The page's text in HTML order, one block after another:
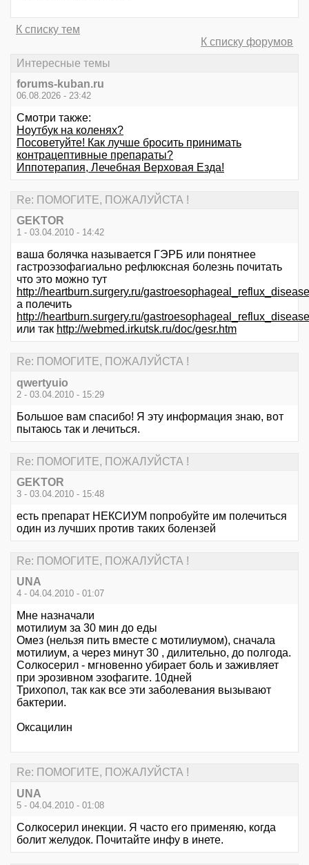
К списку тем
К списку форумов
Интересные темы
forums-kuban.ru
06.08.2026 - 23:42
Смотри также:
Ноутбук на коленях?
Посоветуйте! Как лучше бросить принимать
контрацептивные препараты?
Иппотерапия, Лечебная Верховая Езда!
Re: ПОМОГИТЕ, ПОЖАЛУЙСТА !
GEKTOR
1 - 03.04.2010 - 14:42
ваша болячка называется ГЭРБ или понятнее
гастроэзофагиально рефлюксная болезнь почитать
что это можно тут
http://heartburn.surgery.ru/
а полечить
http://heartburn.surgery.ru/
или так http://webmed.irkutsk.ru/doc/gesr.htm
Re: ПОМОГИТЕ, ПОЖАЛУЙСТА !
qwertyuio
2 - 03.04.2010 - 15:29
Большое вам спасибо! Я эту информация знаю, вот
пытаюсь так и лечиться.
Re: ПОМОГИТЕ, ПОЖАЛУЙСТА !
GEKTOR
3 - 03.04.2010 - 15:48
есть препарат НЕКСИУМ попробуйте им полечиться
один из лучших против таких болензей
Re: ПОМОГИТЕ, ПОЖАЛУЙСТА !
UNA
4 - 04.04.2010 - 01:07
Мне назначали
мотилиум за 30 мин до еды
Омез (нельзя пить вместе с мотилиумом), сначала
мотилиум, а через минут 30 , дилительно, до полгода.
Солкосерил - мгновенно убирает боль и заживляет
при эрозивном эзофагите. 10дней
Трихопол, так как все эти заболевания вызывают
бактерии.
Оксацилин
Re: ПОМОГИТЕ, ПОЖАЛУЙСТА !
UNA
5 - 04.04.2010 - 01:08
Солкосерил инекции. Я часто его применяю, когда
болит желудок. Почитайте инфу в инете.